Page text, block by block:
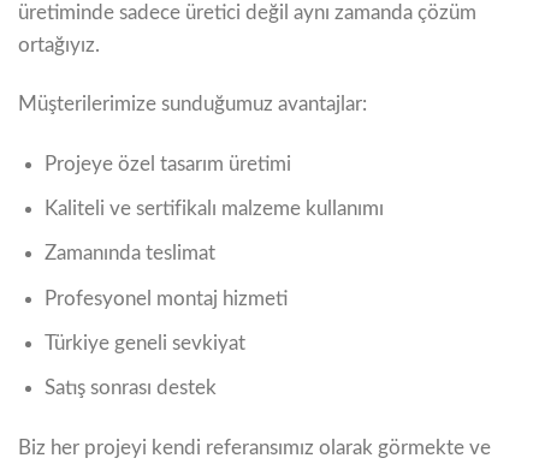
üretiminde sadece üretici değil aynı zamanda çözüm
ortağıyız.
Müşterilerimize sunduğumuz avantajlar:
Projeye özel tasarım üretimi
Kaliteli ve sertifikalı malzeme kullanımı
Zamanında teslimat
Profesyonel montaj hizmeti
Türkiye geneli sevkiyat
Satış sonrası destek
Biz her projeyi kendi referansımız olarak görmekte ve